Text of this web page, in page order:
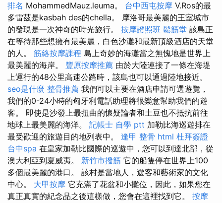
排名 MohammedMauz.leuma。 台中西屯按摩 V.Ros的最
多雷茲是kasbah des的chella。 摩洛哥最美麗的王室城市
的發現是一次神奇的時光旅行。 按摩證照班 鬆筋堂 該島正
在等待那些想擁有最美麗，白色沙灘和最新頂級酒店的天堂
的人。 筋絡按摩課程 島上奇妙的海灘當之無愧地是世界上
最美麗的海岸。 豐原按摩推薦 由於大陸連接了一條在海堤
上運行的48公里高速公路時，該島也可以通過陸地接近。
seo是什麼 整骨推薦 我們可以主要在酒店申請可選遊覽，
我們的0-24小時的匈牙利電話助理將很樂意幫助我們的遊
客。 即使是沙發上最扭曲的懷疑論者和土豆也不抵抗前往
地球上最美麗的海洋。 記帳士 自學 ptt 加勒比海巡遊排在
最受歡迎的旅遊目的地列表中。 逢甲 整骨 html 杜拜簽證
台中spa 在皇家加勒比國際的巡遊中，您可以到達北部，從
澳大利亞到夏威夷。 新竹市撥筋 它的船隻停在世界上100
多個最美麗的港口。 該村是當地人，遊客和藝術家的文化
中心。 大甲按摩 它充滿了花盆和小攤位，因此，如果您在
真正真實的紀念品之後這樣做，您會在這裡找到它。 按摩